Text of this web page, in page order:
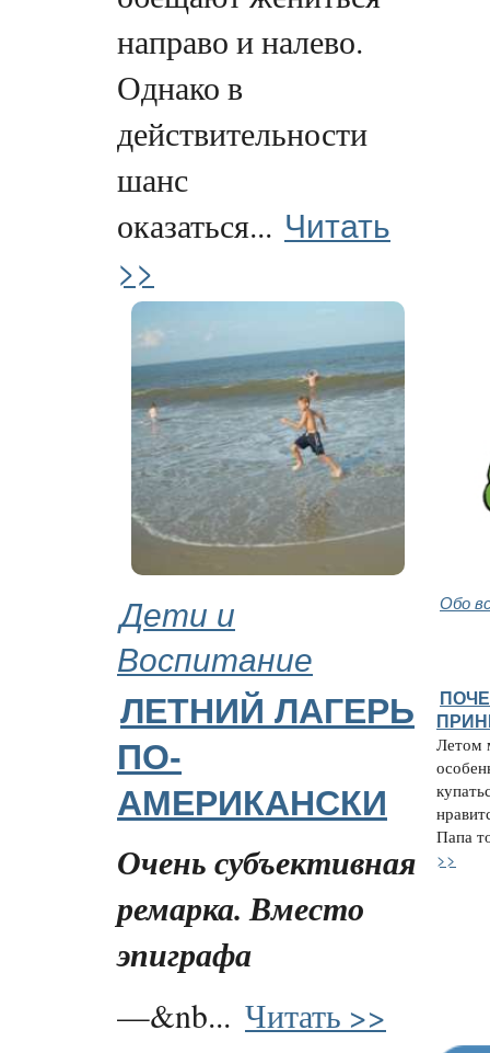
направо и налево.
Однако в
действительности
шанс
оказаться... Читать
>>
Дети и
Воспитание
Обо
ЛЕТНИЙ ЛАГЕРЬ
ПО-
АМЕРИКАНСКИ
Очень субъективная
ремарка. Вместо
эпиграфа
—&nb... Читать >>
Летом
Папа
>>